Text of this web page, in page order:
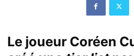
Le joueur Coréen